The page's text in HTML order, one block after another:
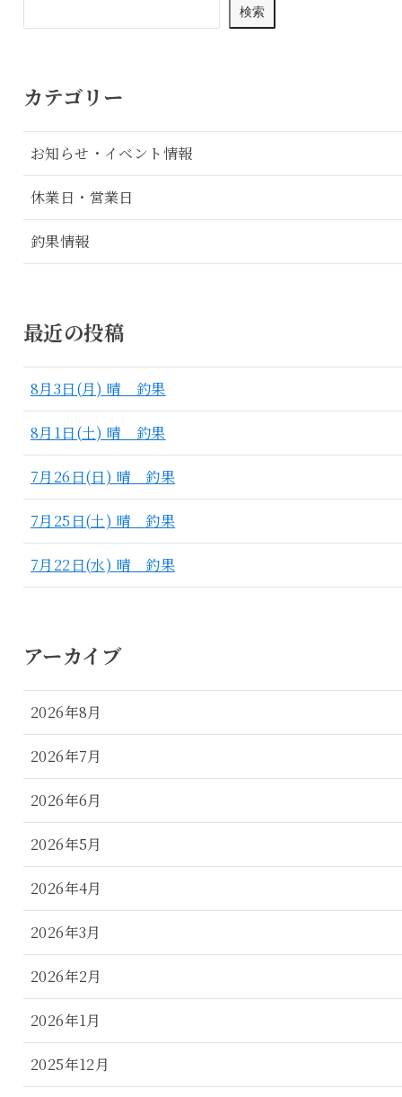
検索
カテゴリー
お知らせ・イベント情報
休業日・営業日
釣果情報
最近の投稿
8月3日(月) 晴 釣果
8月1日(土) 晴 釣果
7月26日(日) 晴 釣果
7月25日(土) 晴 釣果
7月22日(水) 晴 釣果
アーカイブ
2026年8月
2026年7月
2026年6月
2026年5月
2026年4月
2026年3月
2026年2月
2026年1月
2025年12月